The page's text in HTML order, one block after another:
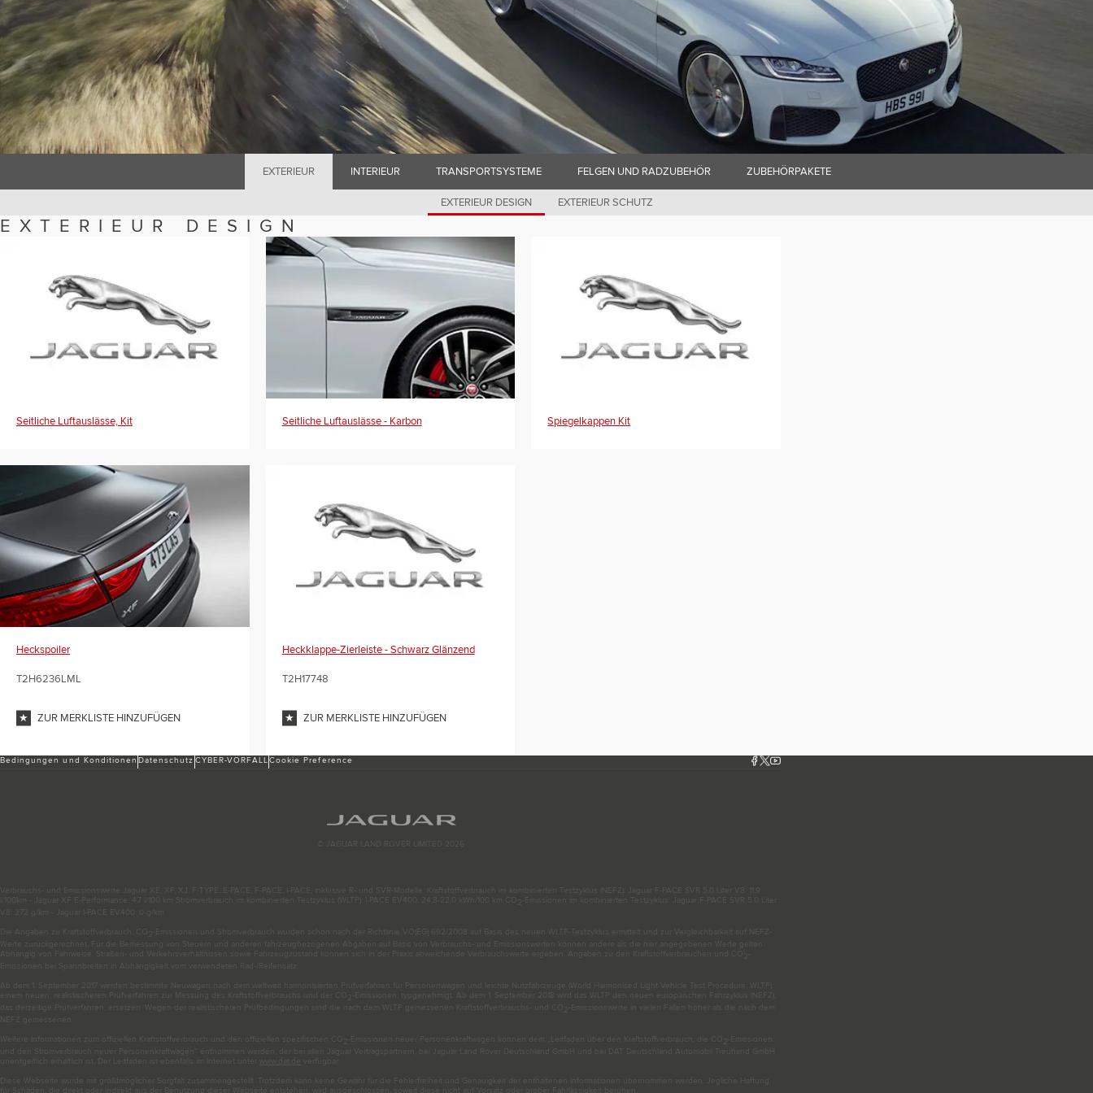
EXTERIEUR INTERIEUR TRANSPORTSYSTEME FELGEN UND RADZUBEHÖR ZUBEHÖRPAKETE
EXTERIEUR DESIGN EXTERIEUR SCHUTZ
EXTERIEUR DESIGN
Seitliche Luftauslässe, Kit Seitliche Luftauslässe - Karbon Spiegelkappen Kit
Heckspoiler
T2H6236LML
ZUR MERKLISTE HINZUFÜGEN
Heckklappe-Zierleiste - Schwarz Glänzend
T2H17748
ZUR MERKLISTE HINZUFÜGEN
Bedingungen und Konditionen Datenschutz CYBER-VORFALLCookie Preference
© JAGUAR LAND ROVER LIMITED 2026
Verbrauchs- und Emissionswerte Jaguar XE, XF, XJ, F-TYPE, E-PACE, F-PACE, I-PACE, inklusive R- und SVR-Modelle: Kraftstoffverbrauch im kombinierten Testzyklus (NEFZ): Jaguar F-PACE SVR 5.0 Liter V8: 11,9
l/100km - Jaguar XF E-Performance: 4,7 l/100 km Stromverbrauch im kombinierten Testzyklus (WLTP): I-PACE EV400: 24,8-22,0 kWh/100 km CO 2
-Emissionen im kombinierten Testzyklus: Jaguar F-PACE SVR 5.0 Liter
V8: 272 g/km - Jaguar I-PACE EV400: 0 g/km
Die Angaben zu Kraftstoffverbrauch, CO 2
-Emissionen und Stromverbrauch wurden schon nach der Richtlinie VO(EG) 692/2008 auf Basis des neuen WLTP-Testzyklus ermittelt und zur Vergleichbarkeit auf NEFZ-
Werte zurückgerechnet. Für die Bemessung von Steuern und anderen fahrzeugbezogenen Abgaben auf Basis von Verbrauchs- und Emissionswerten können andere als die hier angegebenen Werte gelten.
Abhängig von Fahrweise, Straßen- und Verkehrsverhältnissen sowie Fahrzeugzustand können sich in der Praxis abweichende Verbrauchswerte ergeben. Angaben zu den Kraftstoffverbräuchen und CO 2
Emissionen bei Spannbreiten in Abhängigkeit vom verwendeten Rad-/Reifensatz.
Ab dem 1. September 2017 werden bestimmte Neuwagen nach dem weltweit harmonisierten Prüfverfahren für Personenwagen und leichte Nutzfahrzeuge (World Harmonised Light Vehicle Test Procedure, WLTP),
einem neuen, realistischeren Prüfverfahren zur Messung des Kraftstoffverbrauchs und der CO 2
-Emissionen, typgenehmigt. Ab dem 1. September 2018 wird das WLTP den neuen europäischen Fahrzyklus (NEFZ),
das derzeitige Prüfverfahren, ersetzen. Wegen der realistischeren Prüfbedingungen sind die nach dem WLTP gemessenen Kraftstoffverbrauchs- und CO 2
-Emissionswerte in vielen Fällen höher als die nach dem
NEFZ gemessenen.
Weitere Informationen zum offiziellen Kraftstoffverbrauch und den offiziellen spezifischen CO 2 -Emissionen neuer Personenkraftwagen können dem „Leitfaden über den Kraftstoffverbrauch, die CO 2
und den Stromverbrauch neuer Personenkraftwagen“ entnommen werden, der bei allen Jaguar Vertragspartnern, bei Jaguar Land Rover Deutschland GmbH und bei DAT Deutschland Automobil Treuhand GmbH
unentgeltlich erhältlich ist. Der Leitfaden ist ebenfalls im Internet unter
www.dat.de
verfügbar.
Diese Webseite wurde mit größtmöglicher Sorgfalt zusammengestellt. Trotzdem kann keine Gewähr für die Fehlerfreiheit und Genauigkeit der enthaltenen Informationen übernommen werden. Jegliche Haftung
für Schäden, die direkt oder indirekt aus der Benutzung dieser Webseite entstehen, wird ausgeschlossen, soweit diese nicht auf Vorsatz oder grober Fahrlässigkeit beruhen.